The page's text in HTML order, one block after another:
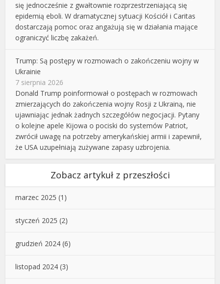
się jednocześnie z gwałtownie rozprzestrzeniającą się
epidemią eboli. W dramatycznej sytuacji Kościół i Caritas
dostarczają pomoc oraz angażują się w działania mające
ograniczyć liczbę zakażeń.
Trump: Są postępy w rozmowach o zakończeniu wojny w
Ukrainie
7 sierpnia 2026
Donald Trump poinformował o postępach w rozmowach
zmierzających do zakończenia wojny Rosji z Ukrainą, nie
ujawniając jednak żadnych szczegółów negocjacji. Pytany
o kolejne apele Kijowa o pociski do systemów Patriot,
zwrócił uwagę na potrzeby amerykańskiej armii i zapewnił,
że USA uzupełniają zużywane zapasy uzbrojenia.
Zobacz artykuł z przeszłości
marzec 2025 (1)
styczeń 2025 (2)
grudzień 2024 (6)
listopad 2024 (3)